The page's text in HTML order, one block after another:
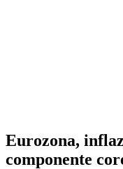
Eurozona,
componente